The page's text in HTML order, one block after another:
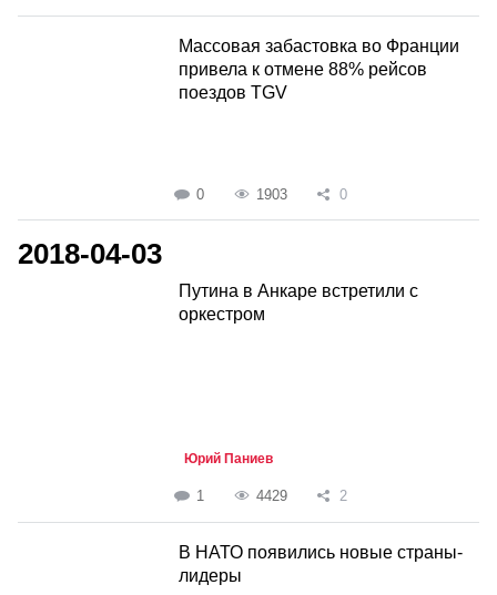
Массовая забастовка во Франции
привела к отмене 88% рейсов
поездов TGV
0 1903 0
2018-04-03
Путина в Анкаре встретили с
оркестром
Юрий Паниев
1 4429 2
В НАТО появились новые страны-
лидеры